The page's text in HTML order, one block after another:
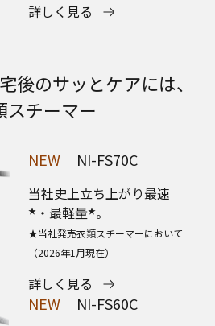
詳しく見る
後のサッとケアには、
スチーマー
NEW NI-FS70C
当社史上立ち上がり最速
★・最軽量★。
★当社発売衣類スチーマーにおいて
（2026年1月現在）
詳しく見る
NEW NI-FS60C